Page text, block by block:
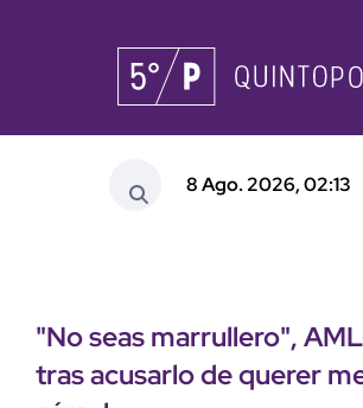
8 Ago. 2026, 02:13
"No seas marrullero",
tras acusarlo de querer